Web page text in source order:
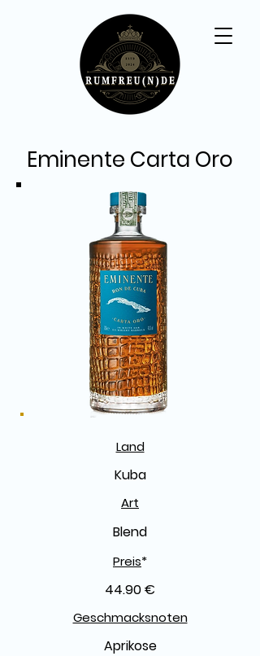
Eminente Carta Oro
Land
Kuba
Art
Blend
Preis*
44.90 €
Geschmacksnoten
Aprikose